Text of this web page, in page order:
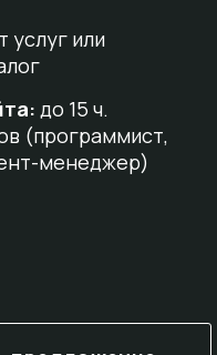
услуг или
до 15 ч.
(программист,
менеджер)